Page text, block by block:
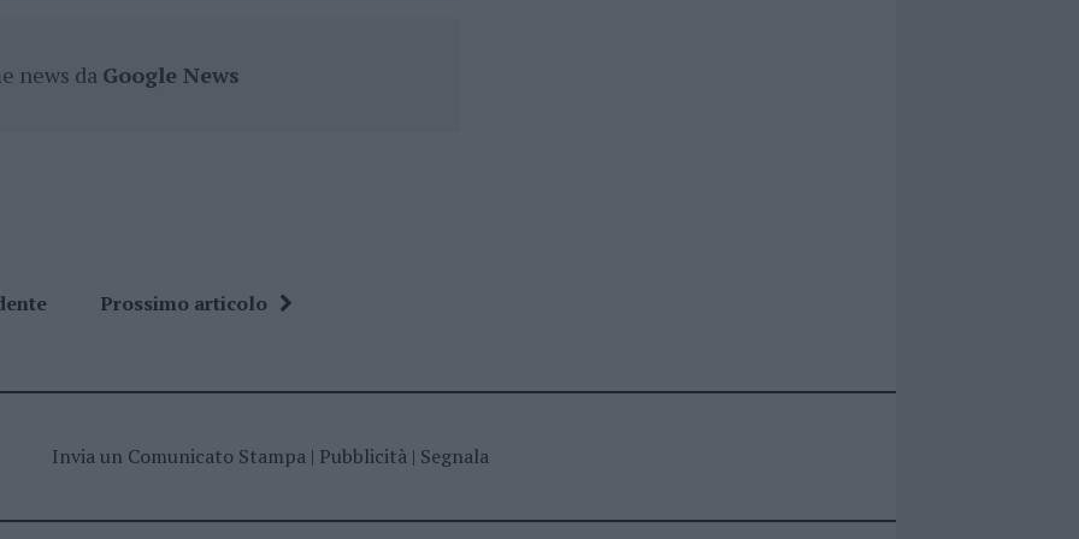
news da Google News
Prossimo articolo
Invia un Comunicato Stampa| Pubblicità| Segnala